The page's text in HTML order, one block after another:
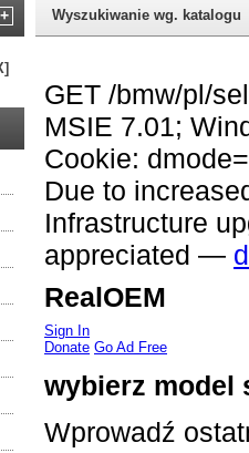
+ Wyszukiwanie wg. katalogu